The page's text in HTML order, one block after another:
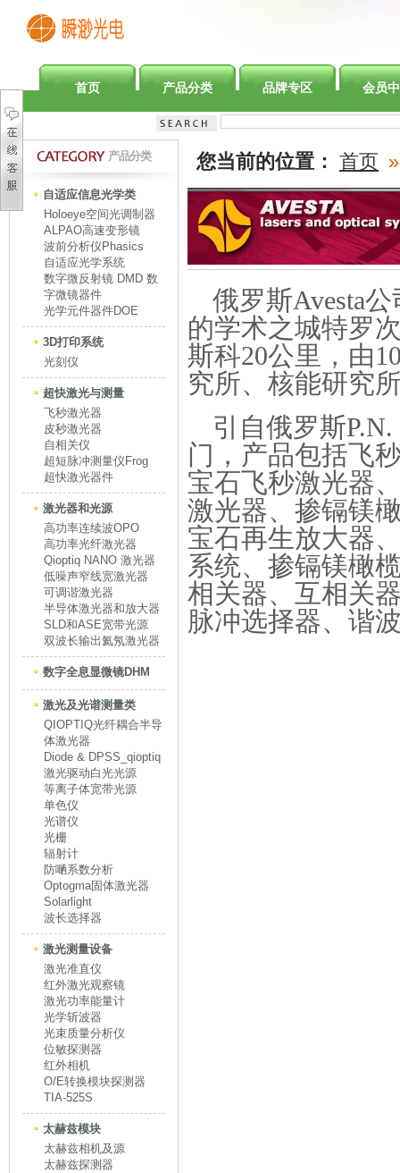
首页 产品分类 品牌专区 会员
产品分类
自适应信息光学类
Holoeye空间光调制器
ALPAO高速变形镜
波前分析仪Phasics
自适应光学系统
数字微反射镜 DMD 数
字微镜器件
光学元件器件DOE
3D打印系统
光刻仪
超快激光与测量
飞秒激光器
皮秒激光器
自相关仪
超短脉冲测量仪Frog
超快激光器件
激光器和光源
高功率连续波OPO
高功率光纤激光器
Qioptiq NANO 激光器
低噪声窄线宽激光器
可调谐激光器
半导体激光器和放大器
SLD和ASE宽带光源
双波长输出氦氖激光器
数字全息显微镜DHM
激光及光谱测量类
QIOPTIQ光纤耦合半导
体激光器
Diode & DPSS_qioptiq
激光驱动白光光源
等离子体宽带光源
单色仪
光谱仪
光栅
辐射计
防嗮系数分析
Optogma固体激光器
Solarlight
波长选择器
激光测量设备
激光准直仪
红外激光观察镜
激光功率能量计
光学斩波器
光束质量分析仪
位敏探测器
红外相机
O/E转换模块探测器
TIA-525S
太赫兹模块
太赫兹相机及源
太赫兹探测器
您当前的位置： 首页 »
俄罗斯Avesta
的学术之城特罗
斯科20公里，由
究所、核能研究
引自俄罗斯
门，产品包括飞
宝石飞秒激光器
激光器、掺镉镁
宝石再生放大器
系统、掺镉镁橄
相关器、互相关
脉冲选择器、谐